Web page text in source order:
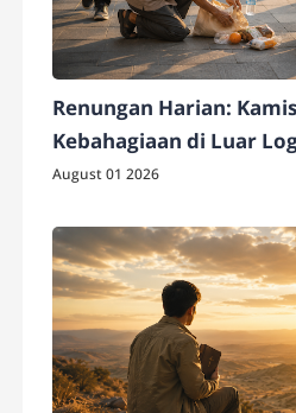
Renungan Harian:
Kebahagiaan di Luar
August 01 2026